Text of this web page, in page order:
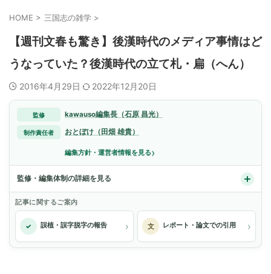
HOME > 三国志の雑学 >
【週刊文春も驚き】後漢時代のメディア事情はど
うなっていた？後漢時代の立て札・扁（へん）
2016年4月29日 2022年12月20日
監修 kawauso編集長（石原 昌光）
制作責任者 おとぼけ（田畑 雄貴）
編集方針・運営者情報を見る›
監修・編集体制の詳細を見る
記事に関するご案内
✓ 誤植・誤字脱字の報告 › 文 レポート・論文での引用 ›